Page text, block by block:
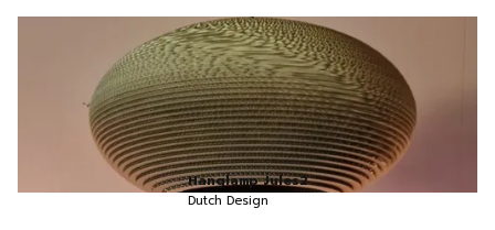
Hanglamp Jules2
Dutch Design